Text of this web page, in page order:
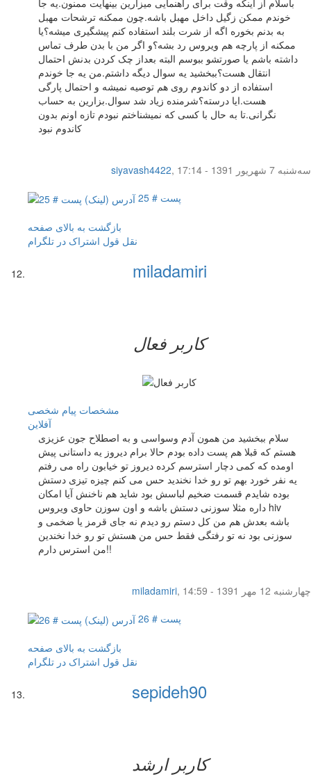
خوندم ممکن زگیل داخل مهبل باشه.چون ممکنه ترشحات مهبل
به بدنم بخوره اگه از شرت بلند استفاده کنم پیشگیری میشه؟یا
ممکنه از پارچه هم ویروس رد بشه؟و اگر من با بدن طرف تماس
داشته باشم یا صورتشو ببوسم البته بعداز چک کردن بدنش احتمال
انتقال هست؟ببخشید یه سوال دیگه داشتم.من یه جا خوندم
استفاده از دو کاندوم روی هم توصیه نمیشه و احتمال پارگی
هست.ایا درسته؟شرمنده زیاد شد سوال.بزارین به حساب
نگرانی.تا به حال با کسی که نمیشناختم نبودم تازه اونم بدون
کاندوم نبود
siyavash4422,
سه‌شنبه 7 شهریور 1391 - 17:14
پست # 25
بازگشت به بالای صفحه
نقل قول اشتراک در تلگرام
miladamiri
کاربر فعال
مشخصات پیام شخصی
آفلاين
سلام ببخشید من همون آدم وسواسی و به اصطلاح جون عزیزی
هستم که قبلا هم پست داده بودم حالا برام دیروز یه داستانی پیش
اومده که کمی دچار استرسم کرده دیروز تو خیابون راه می رفتم
یه نفر خورد بهم تو رو خدا نخندید حس می کنم چیزه تیزی دستش
بوده شایدم قسمت ضخیم لباسش بود شاید هم ناخنش آیا امکان
داره مثلا سوزنی دستش باشه و اون سوزن حاوی ویروس hiv
باشه بعدش هم من کل دستم رو دیدم نه جای قرمز یا ضخمی و
سوزنی بود نه تو رفتگی فقط حس من هستش تو رو خدا نخندین
من استرس دارم!!
miladamiri,
چهار‌شنبه 12 مهر 1391 - 14:59
پست # 26
بازگشت به بالای صفحه
نقل قول اشتراک در تلگرام
sepideh90
کاربر ارشد